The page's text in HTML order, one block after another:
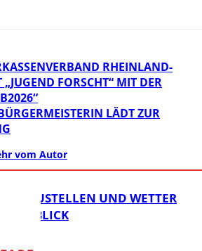
RHEINLAND-
FORSCHT“ MIT DER
LÄDT ZUR
vom Autor
BAUSTELLEN UND WETTER
IM BLICK